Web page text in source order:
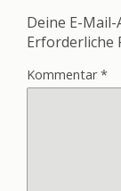
Deine E-
Erforderliche
Kommentar*